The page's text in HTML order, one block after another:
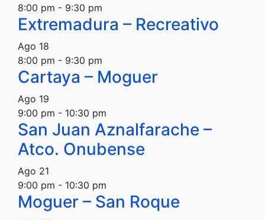
8:00 pm - 9:30 pm
Extremadura – Recreativo
Ago 18
8:00 pm - 9:30 pm
Cartaya – Moguer
Ago 19
9:00 pm - 10:30 pm
San Juan Aznalfarache –
Atco. Onubense
Ago 21
9:00 pm - 10:30 pm
Moguer – San Roque